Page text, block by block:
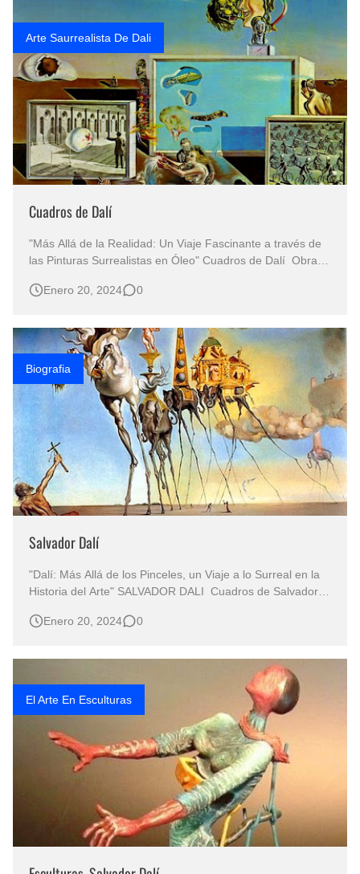
Arte Saurrealista De Dali
Cuadros de Dalí
"Más Allá de la Realidad: Un Viaje Fascinante a través de
las Pinturas Surrealistas en Óleo" Cuadros de Dalí Obras
municipio de la provincia de Gerona, Cataluña España
PINTURA SURREALIS…
Enero 20, 2024 0
Biografia
Salvador Dalí
"Dalí: Más Allá de los Pinceles, un Viaje a lo Surreal en la
Historia del Arte" SALVADOR DALI Cuadros de Salvador
Pintor Salvador Dalí Arte Surrealismo "Desentrañando la
Enero 20, 2024 0
El Arte En Esculturas